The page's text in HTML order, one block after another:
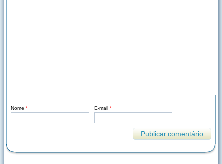
Nome * E-mail *